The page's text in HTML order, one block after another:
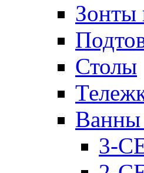
Зонты
Столы
Ванны
3-